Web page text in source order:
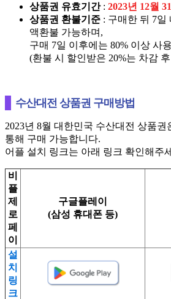
상품권 유효기간 : 2023년 12월
상품권 환불기준 : 구매한 뒤 7일
액환불 가능하며,
구매 7일 이후에는 80% 이상 사
(환불 시 할인받은 20%는 차감
수산대전 상품권 구매방법
2023년 8월 대한민국 수산대전 상품
통해 구매 가능합니다.
어플 설치 링크는 아래 링크 확인해주
비
플
제
로
페
이
구글플레이
(삼성 휴대폰 등)
설
치
링
크